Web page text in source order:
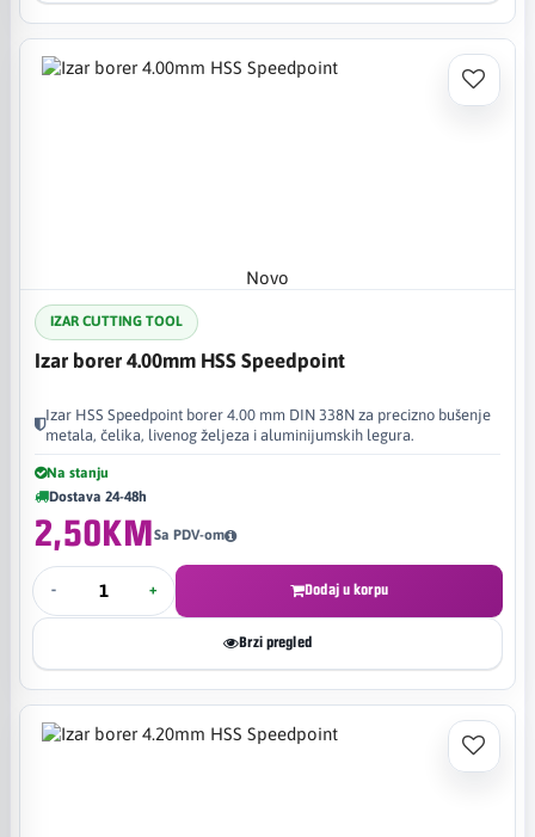
Novo
IZAR CUTTING TOOL
Izar borer 4.00mm HSS Speedpoint
Izar HSS Speedpoint borer 4.00 mm DIN 338N za precizno bušenje
metala, čelika, livenog željeza i aluminijumskih legura.
Na stanju
Dostava 24-48h
2,50KMSa PDV-om
- + Dodaj u korpu
Brzi pregled